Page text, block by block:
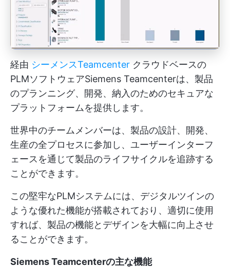
経由 シーメンスTeamcenter クラウドベースの
PLMソフトウェアSiemens Teamcenterは、製品
のプランニング、開発、納入のためのセキュアな
プラットフォームを提供します。
世界中のチームメンバーは、製品の設計、開発、
生産の全プロセスに参加し、ユーザーインターフ
ェースを通じて製品のライフサイクルを追跡する
ことができます。
この堅牢なPLMシステムには、デジタルツインの
ような優れた機能が搭載されており、適切に使用
すれば、製品の機能とデザインを大幅に向上させ
ることができます。
Siemens Teamcenterの主な機能